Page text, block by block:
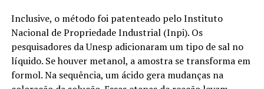
Inclusive, o método foi patenteado pelo Instituto
Nacional de Propriedade Industrial (Inpi). Os
pesquisadores da Unesp adicionaram um tipo de sal no
líquido. Se houver metanol, a amostra se transforma em
formol. Na sequência, um ácido gera mudanças na